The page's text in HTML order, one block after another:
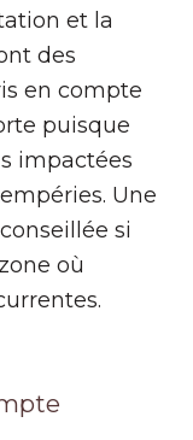
et la
des
en compte
puisque
impactées
Une
si
où